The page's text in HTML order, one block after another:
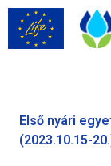
Első nyári
(2023.10.15-